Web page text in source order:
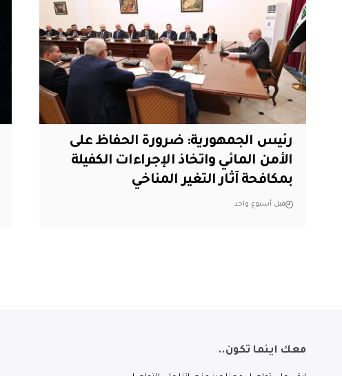
رئيس الجمهورية: ضرورة الحفاظ على
الأمن المائي واتخاذ الإجراءات الكفيلة
بمكافحة آثار التغير المناخي
قبل أسبوع واحد
معك اينما تكون..